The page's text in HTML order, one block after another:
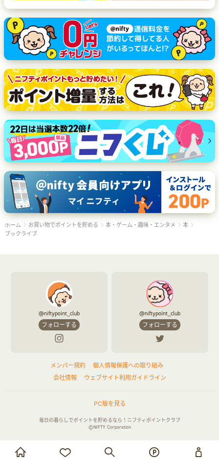
お買い物・サービス利用で貯める
ホーム お買い物でポイントを貯める 本・ゲーム・趣味・エンタメ
本
ブックライブ
@niftypoint_club
フォローする
@niftypoint_club
フォローする
メンバー規約
個人情報保護への取り組み
会社情報
ウェブサイト利用ガイドライン
PC版を見る
毎日の暮らしでポイントを貯めるなら！ニフティポイントクラブ
©NIFTY Corporation